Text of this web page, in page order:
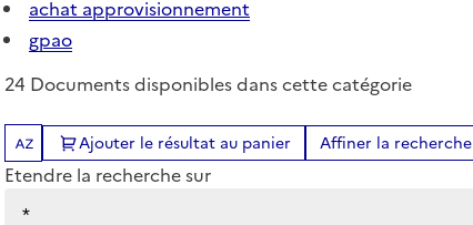
achat approvisionnement
gpao
24 Documents disponibles dans cette catégorie
Tris disponibles (Ouverture d'une modale)
Ajouter le résultat au panier Affiner la recherche
Etendre la recherche sur